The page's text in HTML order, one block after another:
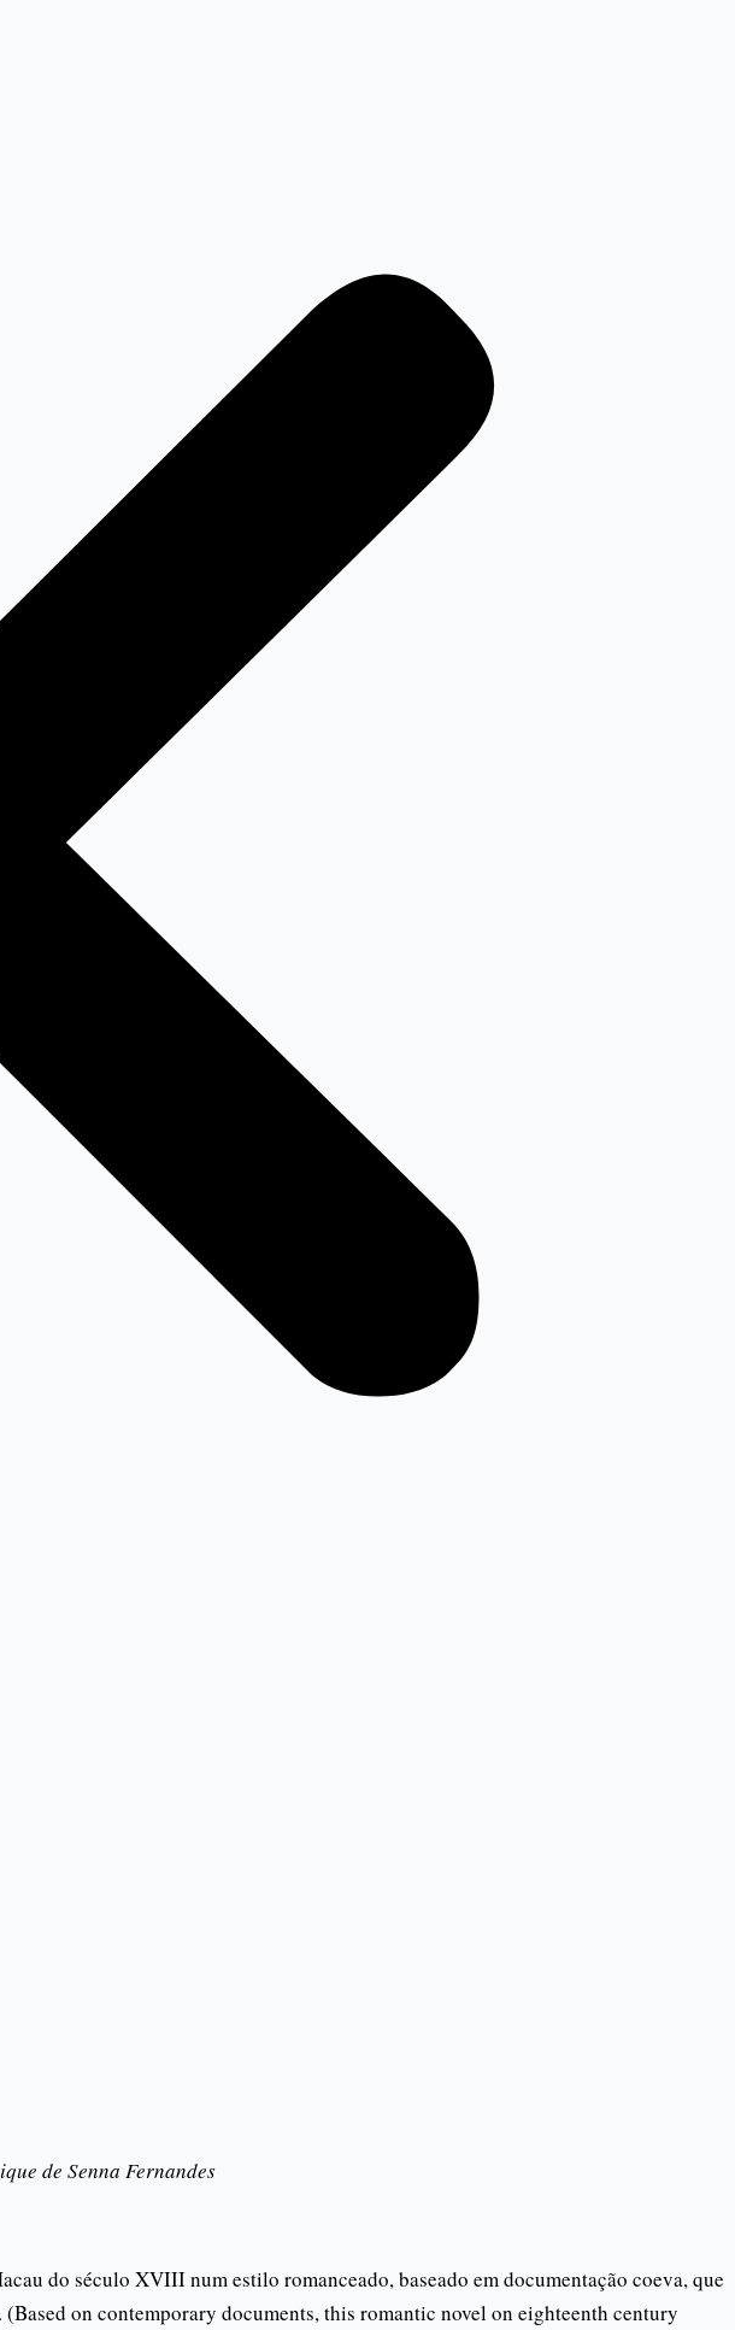
de Senna Fernandes
do século XVIII num estilo romanceado, baseado em documentação coeva, que
on contemporary documents, this romantic novel on eighteenth century